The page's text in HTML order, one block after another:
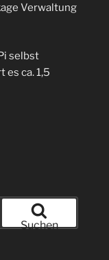
Verwaltung
selbst
es ca. 1,5
Suchen